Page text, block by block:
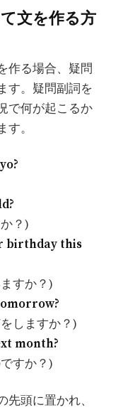
文を作る方
作る場合、疑問
す。疑問副詞を
で何が起こるか
。
？)
birthday this
すか？)
しますか？)
month?
すか？)
頭に置かれ、